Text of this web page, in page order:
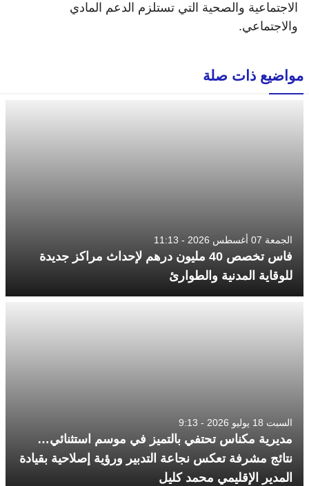
الاجتماعية والصحية التي تستلزم الدعم المادي
والاجتماعي.
مواضيع ذات صلة
الجمعة 07 أغسطس 2026 - 11:13
فاس تخصص 40 مليون درهم لإحداث مراكز جديدة
للوقاية المدنية والطوارئ
السبت 18 يوليو 2026 - 9:13
مديرية مكناس تحتفي بالتميز في موسم استثنائي…
نتائج مشرفة تعكس نجاعة التدبير ورؤية إصلاحية بقيادة
المدير الإقليمي محمد كليل